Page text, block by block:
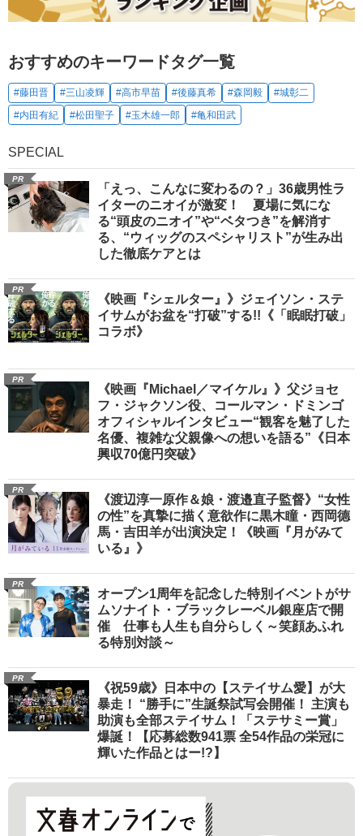
おすすめのキーワードタグ一覧
#藤田晋 #三山凌輝 #高市早苗 #後藤真希 #森岡毅
#城彰二
#内田有紀
#松田聖子 #玉木雄一郎 #亀和田武
SPECIAL
PR
「えっ、こんなに変わるの？」36歳男性ラ
イターのニオイが激変！ 夏場に気にな
る“頭皮のニオイ”や“ベタつき”を解消す
る、“ウィッグのスペシャリスト”が生み出
した徹底ケアとは
PR
《映画『シェルター』》ジェイソン・ステ
イサムがお盆を“打破”する!!《「眠眠打破」
コラボ》
PR
《映画『Michael／マイケル』》父ジョセ
フ・ジャクソン役、コールマン・ドミンゴ
オフィシャルインタビュー“観客を魅了した
名優、複雑な父親像への想いを語る”《日本
興収70億円突破》
PR
《渡辺淳一原作＆娘・渡邉直子監督》“女性
の性”を真摯に描く意欲作に黒木瞳・西岡德
馬・吉田羊が出演決定！《映画『月がみて
いる』》
PR
オープン1周年を記念した特別イベントがサ
ムソナイト・ブラックレーベル銀座店で開
催 仕事も人生も自分らしく～笑顔あふれ
る特別対談～
PR
《祝59歳》日本中の【ステイサム愛】が大
暴走！ “勝手に”生誕祭試写会開催！ 主演も
助演も全部ステイサム！「ステサミー賞」
爆誕！【応募総数941票 全54作品の栄冠に
輝いた作品とはー!?】